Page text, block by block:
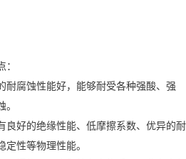
耐腐蚀性能好，能够耐受各种强酸、强
良好的绝缘性能、低摩擦系数、优异的耐
性等物理性能。